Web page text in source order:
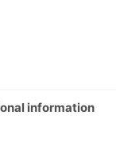
information